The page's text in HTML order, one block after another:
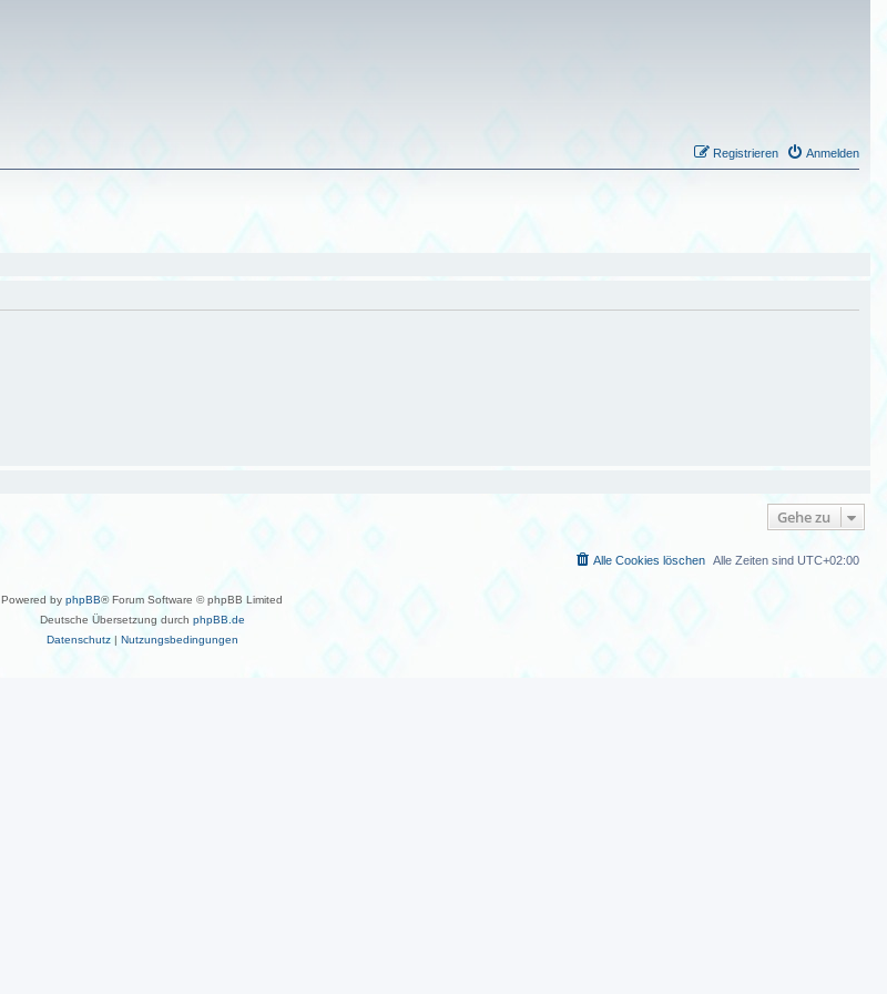
Anmelden
Registrieren
Gehe zu
Alle Zeiten sind UTC+02:00
Alle Cookies löschen
Powered by phpBB® Forum Software © phpBB Limited
Deutsche Übersetzung durch phpBB.de
Datenschutz| Nutzungsbedingungen